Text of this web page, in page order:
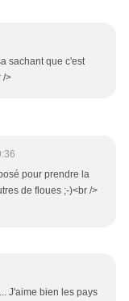
sachant que c'est
/>
pour prendre la
de floues ;-)<br />
J'aime bien les pays